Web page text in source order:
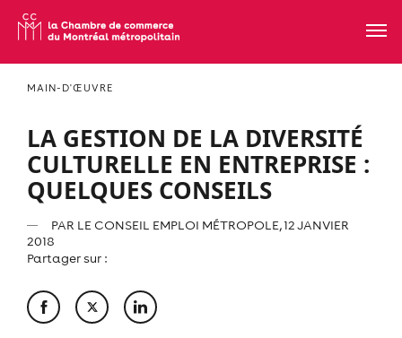
MAIN-D'ŒUVRE
LA GESTION DE LA DIVERSITÉ
CULTURELLE EN ENTREPRISE :
QUELQUES CONSEILS
PAR LE CONSEIL EMPLOI MÉTROPOLE, 12 JANVIER
2018
Partager sur :